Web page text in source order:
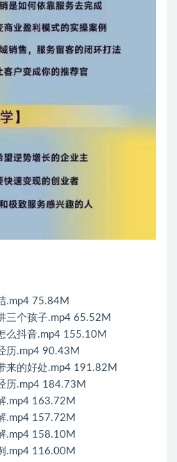
.mp4 75.84M
三个孩子.mp4 65.52M
么抖音.mp4 155.10M
历.mp4 90.43M
来的好处.mp4 191.82M
历.mp4 184.73M
.mp4 163.72M
.mp4 157.72M
.mp4 158.10M
.mp4 116.00M